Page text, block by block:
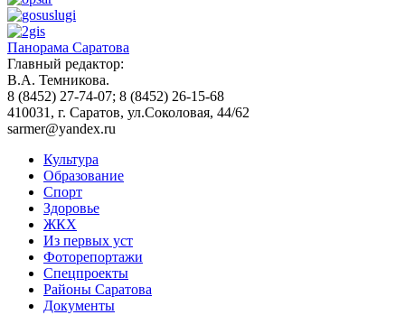
Панорама Саратова
Главный редактор:
В.А. Темникова.
8 (8452) 27-74-07; 8 (8452) 26-15-68
410031, г. Саратов, ул.Соколовая, 44/62
sarmer@yandex.ru
Культура
Образование
Спорт
Здоровье
ЖКХ
Из пеpвых уст
Фоторепортажи
Спецпроекты
Районы Саратова
Документы